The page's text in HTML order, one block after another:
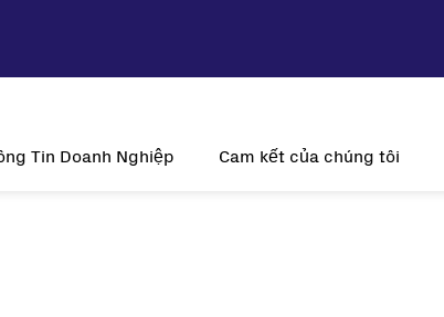
Tin Doanh Nghiệp Cam kết của chúng tôi